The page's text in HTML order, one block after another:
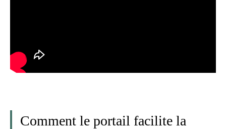
Comment le portail facilite la